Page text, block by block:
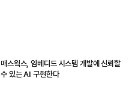
매스웍스, 임베디드 시스템 개발에 신뢰할
수 있는 AI 구현한다